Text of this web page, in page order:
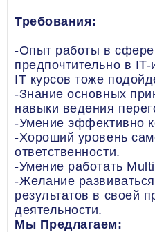
Требования:
-Опыт работы в
предпочтительно в
IT курсов тоже
-Знание основных
навыки ведения
-Умение эффективно
-Хороший уровень
ответственности.
-Умение работать
-Желание
результатов в своей
деятельности.
Мы Предлагаем: